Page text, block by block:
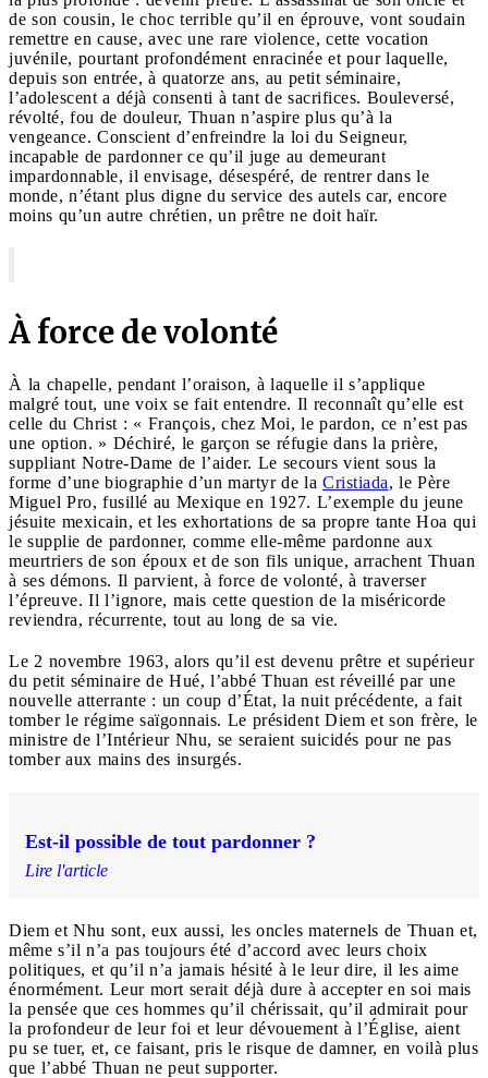
de son cousin, le choc terrible qu’il en éprouve, vont soudain
remettre en cause, avec une rare violence, cette vocation
juvénile, pourtant profondément enracinée et pour laquelle,
depuis son entrée, à quatorze ans, au petit séminaire,
l’adolescent a déjà consenti à tant de sacrifices. Bouleversé,
révolté, fou de douleur, Thuan n’aspire plus qu’à la
vengeance. Conscient d’enfreindre la loi du Seigneur,
incapable de pardonner ce qu’il juge au demeurant
impardonnable, il envisage, désespéré, de rentrer dans le
monde, n’étant plus digne du service des autels car, encore
moins qu’un autre chrétien, un prêtre ne doit haïr.
À force de volonté
À la chapelle, pendant l’oraison, à laquelle il s’applique
malgré tout, une voix se fait entendre. Il reconnaît qu’elle est
celle du Christ : « François, chez Moi, le pardon, ce n’est pas
une option. » Déchiré, le garçon se réfugie dans la prière,
suppliant Notre-Dame de l’aider. Le secours vient sous la
forme d’une biographie d’un martyr de la Cristiada, le Père
Miguel Pro, fusillé au Mexique en 1927. L’exemple du jeune
jésuite mexicain, et les exhortations de sa propre tante Hoa qui
le supplie de pardonner, comme elle-même pardonne aux
meurtriers de son époux et de son fils unique, arrachent Thuan
à ses démons. Il parvient, à force de volonté, à traverser
l’épreuve. Il l’ignore, mais cette question de la miséricorde
reviendra, récurrente, tout au long de sa vie.
Le 2 novembre 1963, alors qu’il est devenu prêtre et supérieur
du petit séminaire de Hué, l’abbé Thuan est réveillé par une
nouvelle atterrante : un coup d’État, la nuit précédente, a fait
tomber le régime saïgonnais. Le président Diem et son frère, le
ministre de l’Intérieur Nhu, se seraient suicidés pour ne pas
tomber aux mains des insurgés.
Est-il possible de tout pardonner ?
Lire l'article
Diem et Nhu sont, eux aussi, les oncles maternels de Thuan et,
même s’il n’a pas toujours été d’accord avec leurs choix
politiques, et qu’il n’a jamais hésité à le leur dire, il les aime
énormément. Leur mort serait déjà dure à accepter en soi mais
la pensée que ces hommes qu’il chérissait, qu’il admirait pour
la profondeur de leur foi et leur dévouement à l’Église, aient
pu se tuer, et, ce faisant, pris le risque de damner, en voilà plus
que l’abbé Thuan ne peut supporter.